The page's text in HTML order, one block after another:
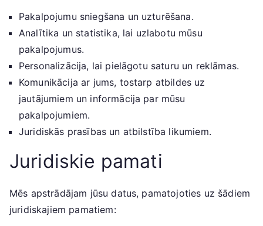
Pakalpojumu sniegšana un uzturēšana.
Analītika un statistika, lai uzlabotu mūsu
pakalpojumus.
Personalizācija, lai pielāgotu saturu un reklāmas.
Komunikācija ar jums, tostarp atbildes uz
jautājumiem un informācija par mūsu
pakalpojumiem.
Juridiskās prasības un atbilstība likumiem.
Juridiskie pamati
Mēs apstrādājam jūsu datus, pamatojoties uz šādiem
juridiskajiem pamatiem: